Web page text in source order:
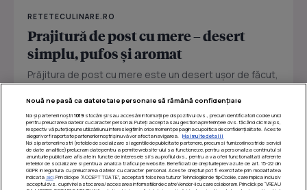
RETETECULINARE.RO
Prajitură de post cu mere – desert
simplu, pufos și aromat
Prăjitura de post cu mere este un desert ușor de făcut,
sau...
Nouă ne pasă ca datele tale personale să rămână confidențiale
Noi și partenerii noștri 1019stocăm și/sau accesăm informații pe dispozitivul dvs., precum identificatorii cookie unici
pentru prelucrarea datelor cu caracter personal. Puteți accepta sau gestiona preferințele dvs. făcând clic mai jos,
respectiv vă puteți opune utilizării unui interes legitim în orice moment pe pagina cu politica de confidențialitate. Aceste
alegeri vor fi raportate partenerilor noștri și nu vă vor afecta navigarea.
Mai multe detalii
Noi si partenerii nostri (retelele de socializare si agentiile de publicitate partenere, precum si furnizorii nostri de servicii
de date analitice) prelucram date pentru a permite website-ului sa functioneze, pentru a personaliza continutul si
anunturile publicitare afisate in functie de interesele si/sau profilul dvs., pentru a va oferi functionalitati aferente
retelelor de socializare si pentru a analiza traficul pe website. Beneficiati de drepturile prevazute de art. 15-22 din
GDPR in legatura cu prelucrarea datelor cu caracter personal. Aceste drepturi pot fi exercitate prin modalitatea
indicata aici. Prin click pe “ACCEPT TOATE”, acceptati folosirea tuturor Tehnologiilor de tip Cookie, care implica inclusiv
acceptul dvs. cu privire la stocarea/accesarea informatiilor de catre Vendor-ii cu care colaboram. Prin click pe “VREAU